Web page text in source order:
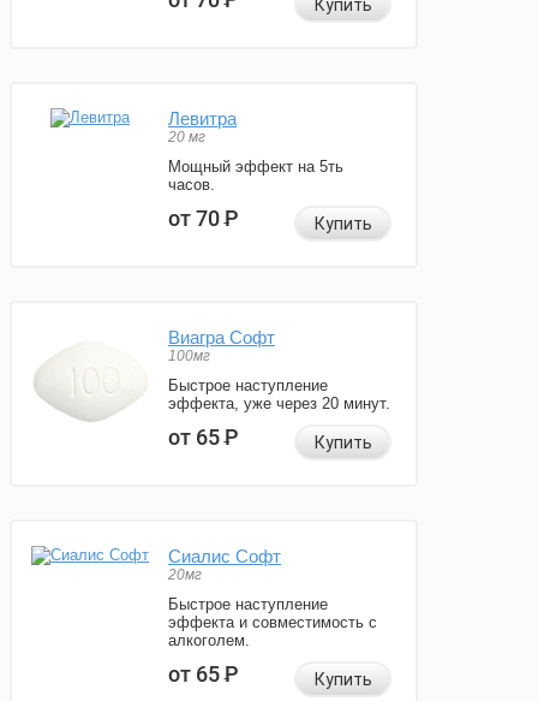
Купить
Левитра
20 мг
Мощный эффект на 5ть
часов.
от 70Р Купить
Виагра Софт
100мг
Быстрое наступление
эффекта, уже через 20 минут.
от 65Р Купить
Сиалис Софт
20мг
Быстрое наступление
эффекта и совместимость с
алкоголем.
от 65Р Купить